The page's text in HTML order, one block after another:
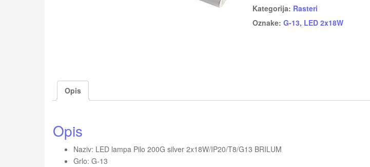
Kategorija: Rasteri
Oznake: G-13, LED 2x18W
Opis
Opis
Naziv: LED lampa Pilo 200G silver 2x18W/IP20/T8/G13 BRILUM
Grlo: G-13